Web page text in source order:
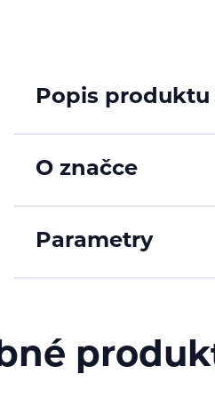
Popis produktu
O značce
Parametry